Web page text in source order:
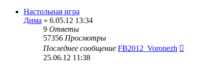
Настольная игра
Дима » 6.05.12 13:34
9 Ответы
57356 Просмотры
Последнее сообщение FB2012_Voronezh
25.06.12 11:38